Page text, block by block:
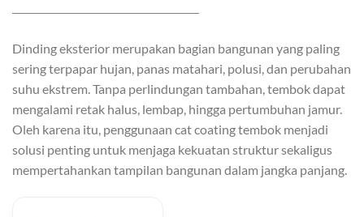
Dinding eksterior merupakan bagian bangunan yang paling
sering terpapar hujan, panas matahari, polusi, dan perubahan
suhu ekstrem. Tanpa perlindungan tambahan, tembok dapat
mengalami retak halus, lembap, hingga pertumbuhan jamur.
Oleh karena itu, penggunaan cat coating tembok menjadi
solusi penting untuk menjaga kekuatan struktur sekaligus
mempertahankan tampilan bangunan dalam jangka panjang.